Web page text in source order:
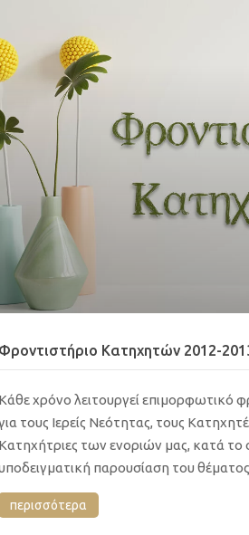
Φροντιστήριο Κατηχητών 2012-
Κάθε χρόνο λειτουργεί επιμορφωτικό
τους Ιερείς Νεότητας, τους
Κατηχήτριες των ενοριών μας, κατά το
παρουσίαση του
περισσότερα